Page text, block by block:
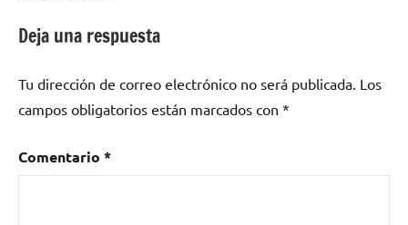
Deja una respuesta
Tu dirección de correo electrónico no será publicada. Los
campos obligatorios están marcados con *
Comentario *